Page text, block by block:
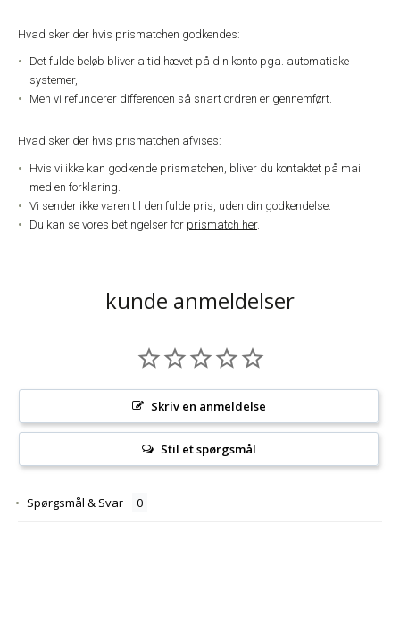
Hvad sker der hvis prismatchen godkendes:
Det fulde beløb bliver altid hævet på din konto pga. automatiske
systemer,
Men vi refunderer differencen så snart ordren er gennemført.
Hvad sker der hvis prismatchen afvises:
Hvis vi ikke kan godkende prismatchen, bliver du kontaktet på mail
med en forklaring.
Vi sender ikke varen til den fulde pris, uden din godkendelse.
Du kan se vores betingelser for prismatch her.
kunde anmeldelser
Skriv en anmeldelse
Stil et spørgsmål
Spørgsmål & Svar